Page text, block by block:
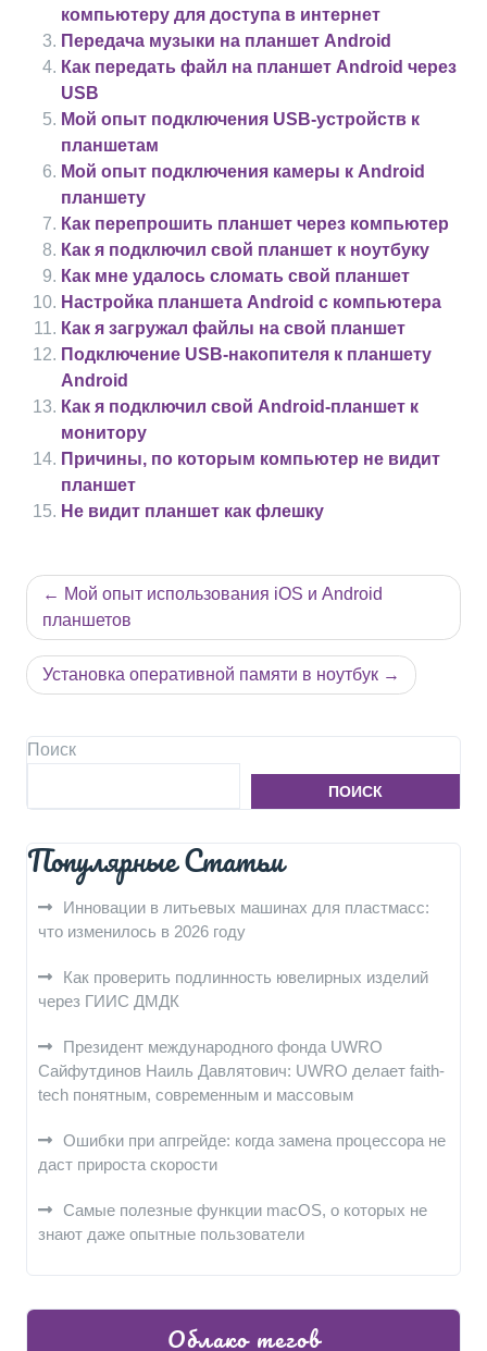
компьютеру для доступа в интернет
Передача музыки на планшет Android
Как передать файл на планшет Android через
USB
Мой опыт подключения USB-устройств к
планшетам
Мой опыт подключения камеры к Android
планшету
Как перепрошить планшет через компьютер
Как я подключил свой планшет к ноутбуку
Как мне удалось сломать свой планшет
Настройка планшета Android с компьютера
Как я загружал файлы на свой планшет
Подключение USB-накопителя к планшету
Android
Как я подключил свой Android-планшет к
монитору
Причины, по которым компьютер не видит
планшет
Не видит планшет как флешку
Навигация
по
записям
Мой опыт использования iOS и Android
планшетов
Установка оперативной памяти в ноутбук
Поиск
ПОИСК
Популярные Статьи
Инновации в литьевых машинах для пластмасс:
что изменилось в 2026 году
Как проверить подлинность ювелирных изделий
через ГИИС ДМДК
Президент международного фонда UWRO
Сайфутдинов Наиль Давлятович: UWRO делает faith-
tech понятным, современным и массовым
Ошибки при апгрейде: когда замена процессора не
даст прироста скорости
Самые полезные функции macOS, о которых не
знают даже опытные пользователи
Облако тегов